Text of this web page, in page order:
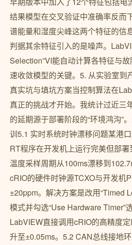
结果模型在交叉验证中准确率反而
谱能量和湿度尖峰这两个特征的信
判据其余特征引入的是噪声。
Selection”VI能自动计算各特征与
速收敛模型的关键。5. 从实验室
真实坑与填坑方案当控制算法在
真正的挑战才开始。我统计过近三
的延期源于部署阶段的“环境鸿沟”
训5.1 实时系统时钟漂移问题某港
RT程序在开发机上运行完美但部
温度采样周期从100ms漂移到
cRIO的硬件时钟源TCXO与开发机
±20ppm。解决方案是改用“Timed
模式并勾选“Use Hardware
LabVIEW直接调用cRIO的高精度
升至±0.05ms。5.2 CAN总线接地